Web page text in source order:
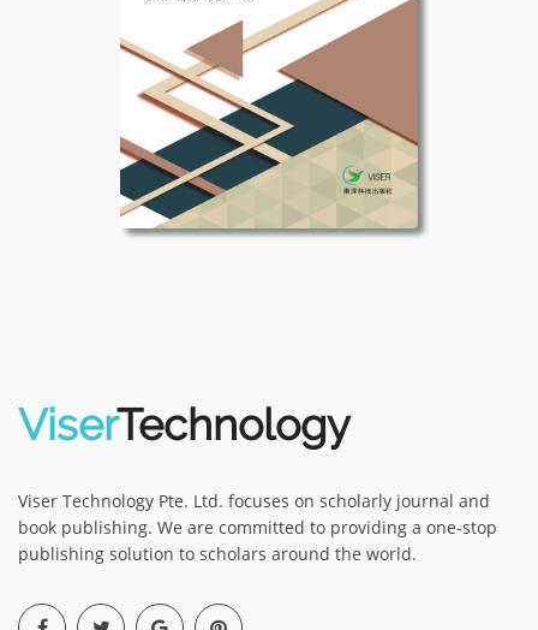
ViserTechnology
Viser Technology Pte. Ltd. focuses on scholarly journal and
book publishing. We are committed to providing a one-stop
publishing solution to scholars around the world.